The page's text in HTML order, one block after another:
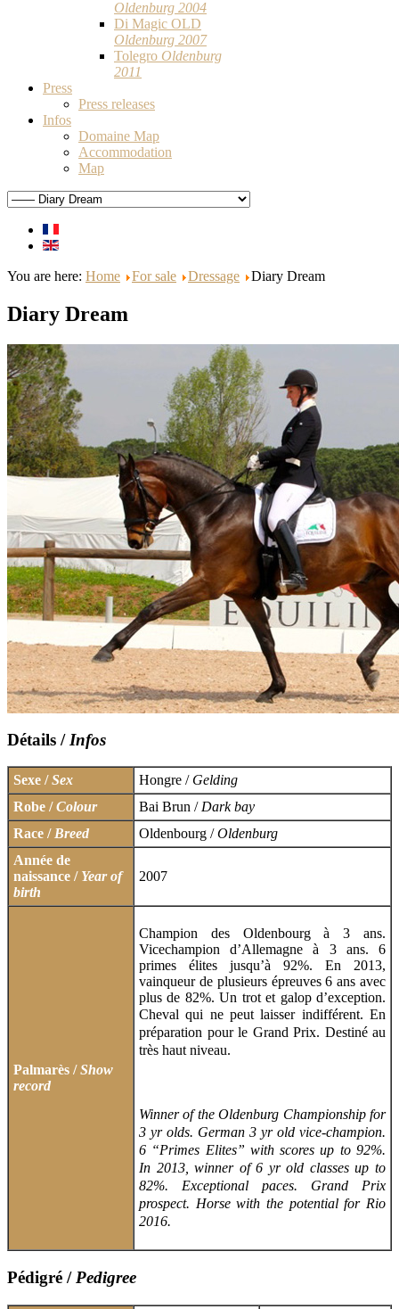
Oldenburg 2004
Di Magic OLD
Oldenburg 2007
Tolegro Oldenburg
2011
Press
Press releases
Infos
Domaine Map
Accommodation
Map
You are here: Home For sale Dressage Diary Dream
Diary Dream
Détails /Infos
Sexe /Sex Hongre / Gelding
Robe /Colour Bai Brun / Dark bay
Race / Breed Oldenbourg /Oldenburg
Année de
naissance /Year of
birth
2007
Palmarès /Show
record
Champion des Oldenbourg à 3 ans.
Vicechampion d’Allemagne à 3 ans. 6
primes élites jusqu’à 92%. En 2013,
vainqueur de plusieurs épreuves 6 ans avec
plus de 82%. Un trot et galop d’exception.
Cheval qui ne peutlaisser indifférent. En
préparation pour le Grand Prix. Destiné au
très haut niveau.
Winner of the Oldenburg Championship for
3 yr olds. German 3 yr old vice-champion.
6 “Primes Elites” with scores up to 92%.
In 2013, winner of 6 yr old classes up to
82%. Exceptional paces. Grand Prix
prospect. Horse with the potential for Rio
2016.
Pédigré / Pedigree